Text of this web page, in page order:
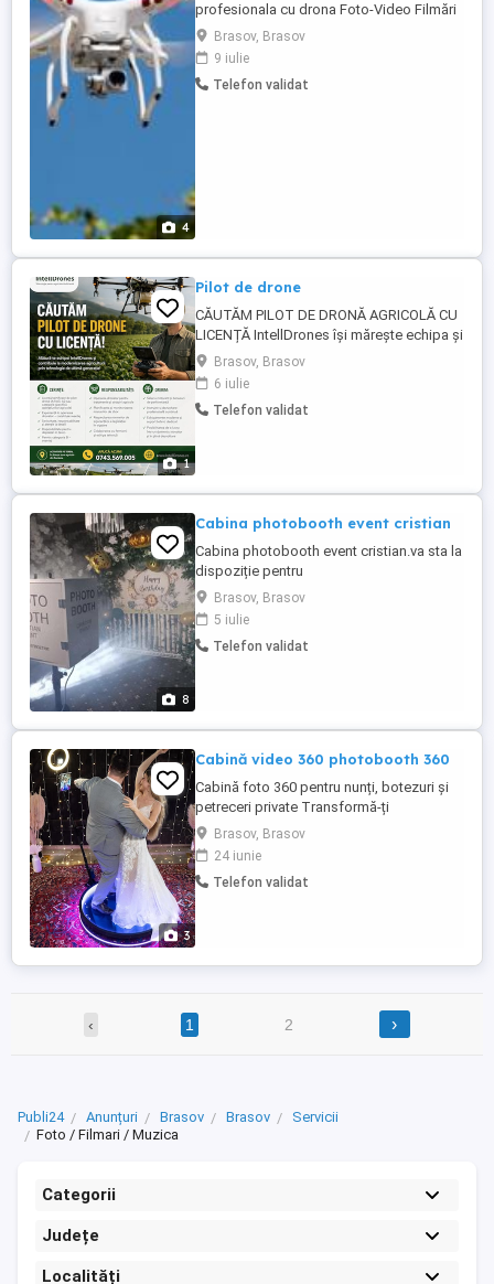
4
profesionala cu drona Foto-Video Filmări
cu drone FPV și DJI - Evenimente,
Imobiliare sau alte proiecte Productie foto
video, Fotografiere aeriana. Servicii:
Travel, Corporate, Reclame, 3D, Filmari
Brasov, Brasov
9 iulie
Telefon validat
1
Pilot de drone
CĂUTĂM PILOT DE DRONĂ AGRICOLĂ CU
LICENȚĂ IntellDrones își mărește echipa și
angajează pilot de dronă pentru activități
agricole. Cerințe: Licență certificare de
pilot drone (A1 A3, A2 sau categorie
specifică) Experiența în operarea dronelor
Brasov, Brasov
6 iulie
Telefon validat
8
Cabina photobooth event cristian
Cabina photobooth event cristian.va sta la
dispoziție pentru
închiriat.Nunti,botezuri.aniversari,
corporația la cele mai mici preturi de pe
piata.va așteptăm să povestim in
privat.multumim
Brasov, Brasov
5 iulie
Telefon validat
3
Cabină video 360 photobooth 360
Cabină foto 360 pentru nunți, botezuri și
petreceri private Transformă-ți
evenimentul într-o experiență de neuitat cu
cabina noastră foto 360, perfectă pentru a
surprinde momente unice într-un mod
distractiv și modern. Ce oferim? Montaj și
Brasov, Brasov
24 iunie
Telefon validat
‹ 1 2 ›
Publi24 Anunțuri Brasov Brasov
Servicii
Foto / Filmari / Muzica
Categorii
Județe
Localități